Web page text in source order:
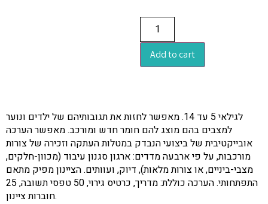
Add to cart
לגילאי 5 עד 14. מאפשר לחזות את תגובותיהם של ילדים ונוער
למצבים בהם מוצג להם חומר חדש ומורכב. מאפשר הערכה
אובייקטיבית של ביצועי הנבדק במטלות העתקה וזכירה של צורות
מורכבות, על פי ארבעה מדדים: ארגון סגנון עיבוד (מכוון-חלקים,
מצבי-ביניים, או צורות מלאות), דיוק, ועוותים. הציינון מפיק מתאם
התפתחותי. הערכה כוללת: מדריך, כרטיס גירוי, 50 טפסי תשובה, 25
חוברות ציינון.